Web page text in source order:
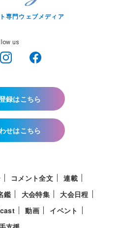
専門ウェブメディア
us
録はこちら
せはこちら
コメント全文
連載
鑑 大会特集
大会日程
動画
イベント